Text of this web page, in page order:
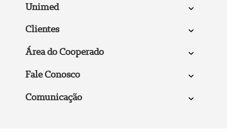
Unimed
Clientes
Área do Cooperado
Fale Conosco
Comunicação